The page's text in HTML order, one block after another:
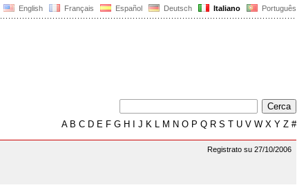
English Français Español Deutsch Italiano Português
AB C D E F G H J K L M N O P Q R S T U V W X Y Z #
Registrato su 27/10/2006